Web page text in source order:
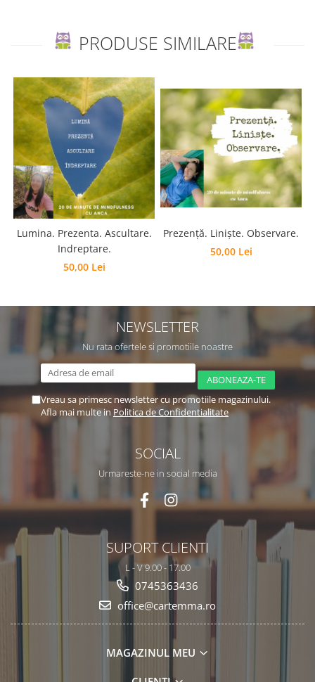
PRODUSE SIMILARE
Lumina. Prezenta. Ascultare.
Indreptare.
50,00 Lei
Prezență. Liniște. Observare.
50,00 Lei
NEWSLETTER
Nu rata ofertele si promotiile noastre
Vreau sa primesc newsletter cu promotiile magazinului.
Afla mai multe in Politica de Confidentialitate
SOCIAL
Urmareste-ne in social media
SUPORT CLIENTI
L - V 9.00 - 17.00
0745363436
office@cartemma.ro
MAGAZINUL MEU